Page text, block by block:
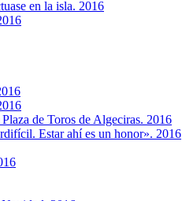
en la isla. 2016
de Toros de Algeciras. 2016
Estar ahí es un honor». 2016